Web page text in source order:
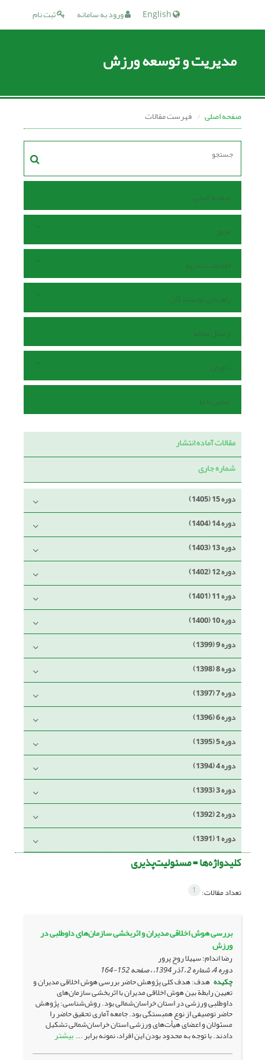
ثبت نام ورود به سامانه
مدیریت و توسعه ورزش
صفحه اصلی فهرست مقالات
صفحه اصلی
مرور
اطلاعات نشریه
راهنمای نویسندگان
ارسال مقاله
داوران
تماس با ما
مقالات آماده انتشار
شماره جاری
دوره 15 (1405)
دوره 14 (1404)
دوره 13 (1403)
دوره 12 (1402)
دوره 11 (1401)
دوره 10 (1400)
دوره 9 (1399)
دوره 8 (1398)
دوره 7 (1397)
دوره 6 (1396)
دوره 5 (1395)
دوره 4 (1394)
دوره 3 (1393)
دوره 2 (1392)
دوره 1 (1391)
کلیدواژه‌ها =مسئولیت‌پذیری
تعداد مقالات: 1
بررسی هوش اخلاقی مدیران و اثربخشی سازمان‌های داوطلبی در
ورزش
رضا اندام؛ سهیلا روح پرور
دوره 4، شماره 2 ، آذر 1394، ، صفحه
152-164
چکیده هدف: هدف کلی پژوهش حاضر بررسی هوش اخلاقی مدیران و
تعیین رابطة بین هوش اخلاقی مدیران با اثربخشی سازمان‌های
داوطلبی ورزشی در استان خراسان‌‌شمالی بود. روش‌شناسی: پژوهش
حاضر توصیفی از نوع همبستگی بود. جامعه آماری تحقیق حاضر را
مسئولان و اعضای هیأت‌های ورزشی استان خراسان‌شمالی تشکیل
دادند. با توجه به محدود بودن این افراد، نمونه برابر ... بیشتر